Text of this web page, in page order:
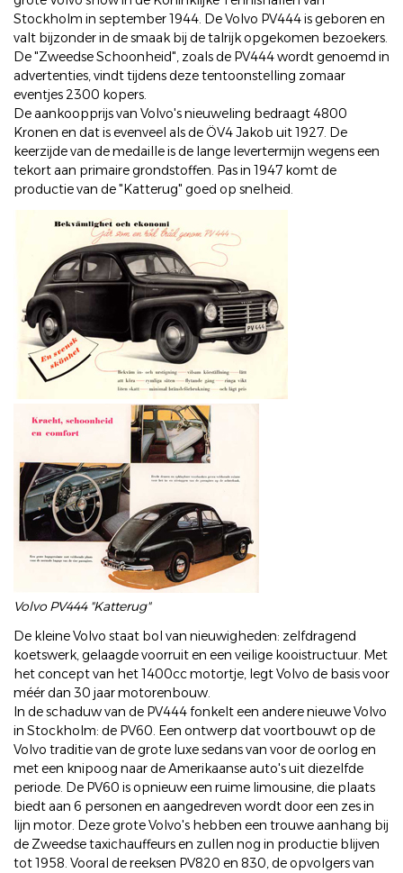
Stockholm in september 1944. De Volvo PV444 is geboren en
valt bijzonder in de smaak bij de talrijk opgekomen bezoekers.
De "Zweedse Schoonheid", zoals de PV444 wordt genoemd in
advertenties, vindt tijdens deze tentoonstelling zomaar
eventjes 2300 kopers.
De aankoopprijs van Volvo's nieuweling bedraagt 4800
Kronen en dat is evenveel als de ÖV4 Jakob uit 1927. De
keerzijde van de medaille is de lange levertermijn wegens een
tekort aan primaire grondstoffen. Pas in 1947 komt de
productie van de "Katterug" goed op snelheid.
Volvo PV444 "Katterug"
De kleine Volvo staat bol van nieuwigheden: zelfdragend
koetswerk, gelaagde voorruit en een veilige kooistructuur. Met
het concept van het 1400cc motortje, legt Volvo de basis voor
méér dan 30 jaar motorenbouw.
In de schaduw van de PV444 fonkelt een andere nieuwe Volvo
in Stockholm: de PV60. Een ontwerp dat voortbouwt op de
Volvo traditie van de grote luxe sedans van voor de oorlog en
met een knipoog naar de Amerikaanse auto's uit diezelfde
periode. De PV60 is opnieuw een ruime limousine, die plaats
biedt aan 6 personen en aangedreven wordt door een zes in
lijn motor. Deze grote Volvo's hebben een trouwe aanhang bij
de Zweedse taxichauffeurs en zullen nog in productie blijven
tot 1958. Vooral de reeksen PV820 en 830, de opvolgers van